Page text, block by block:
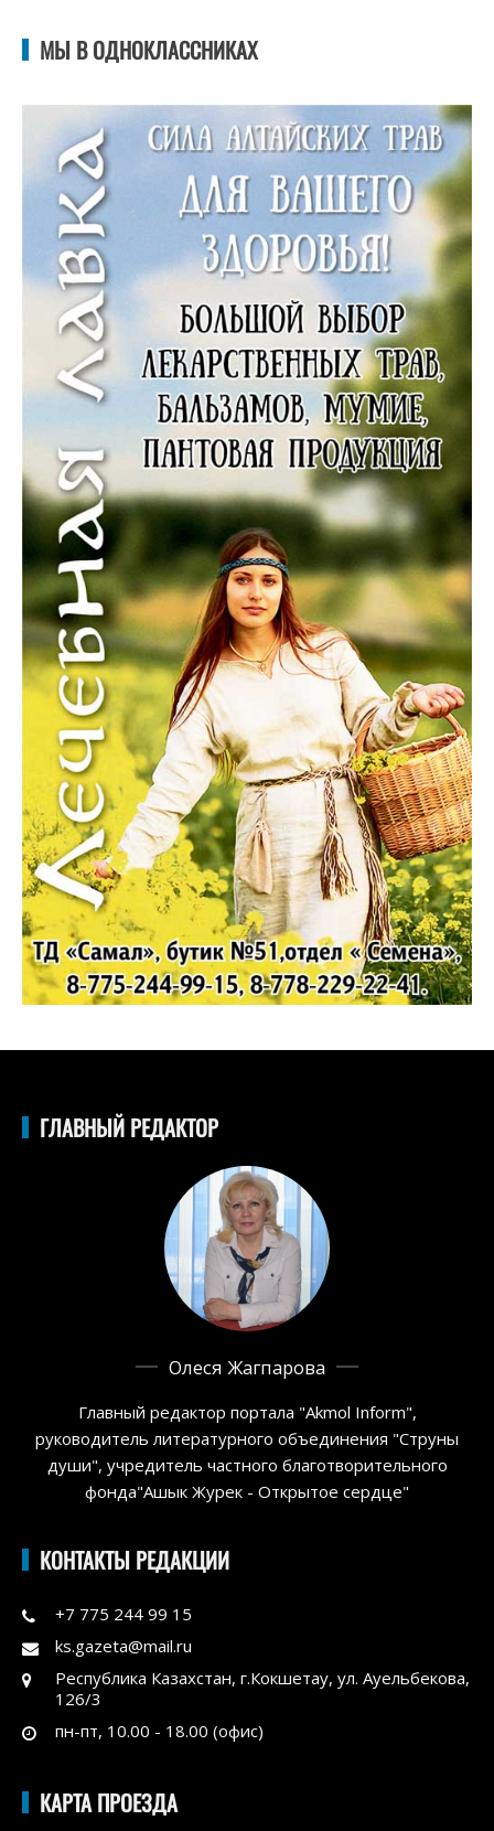
МЫ В ОДНОКЛАССНИКАХ
ГЛАВНЫЙ РЕДАКТОР
Олеся Жагпарова
Главный редактор портала "Akmol Inform",
руководитель литературного объединения "Струны
души", учредитель частного благотворительного
фонда"Ашык Журек - Открытое сердце"
КОНТАКТЫ РЕДАКЦИИ
+7 775 244 99 15
ks.gazeta@mail.ru
Республика Казахстан, г.Кокшетау, ул. Ауельбекова,
126/3
пн-пт, 10.00 - 18.00 (офис)
КАРТА ПРОЕЗДА